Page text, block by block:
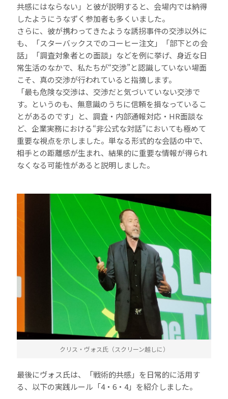
共感にはならない」と彼が説明すると、会場内では納得
したようにうなずく参加者も多くいました。
さらに、彼が携わってきたような誘拐事件の交渉以外に
も、「スターバックスでのコーヒー注文」「部下との会
話」「調査対象者との面談」などを例に挙げ、身近な日
常生活のなかで、私たちが“交渉”と認識していない場面
こそ、真の交渉が行われていると指摘します。
「最も危険な交渉は、交渉だと気づいていない交渉で
す。というのも、無意識のうちに信頼を損なっているこ
とがあるのです」と、調査・内部通報対応・HR面談な
ど、企業実務における“非公式な対話”においても極めて
重要な視点を示しました。単なる形式的な会話の中で、
相手との距離感が生まれ、結果的に重要な情報が得られ
なくなる可能性があると説明しました。
クリス・ヴォス氏（スクリーン越しに）
最後にヴォス氏は、「戦術的共感」を日常的に活用す
る、以下の実践ルール「4・6・4」を紹介しました。